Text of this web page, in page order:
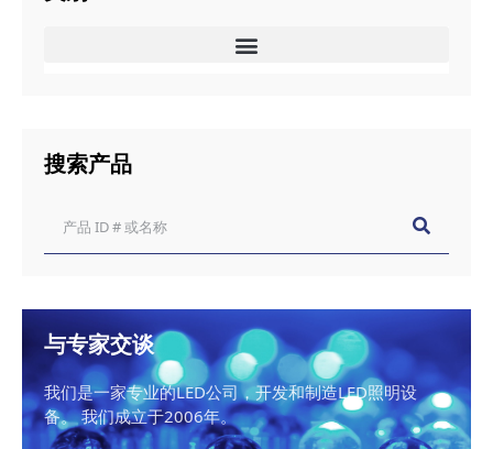
搜索产品
与专家交谈
我们是一家专业的LED公司，开发和制造LED照明设
备。 我们成立于2006年。